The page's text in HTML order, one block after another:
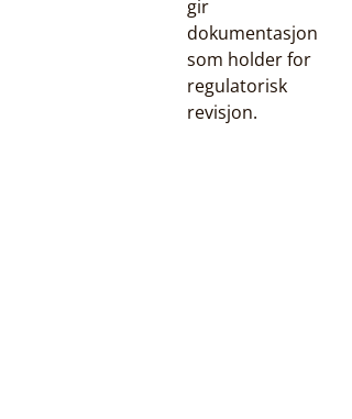
gir
dokumentasjon
som holder for
regulatorisk
revisjon.